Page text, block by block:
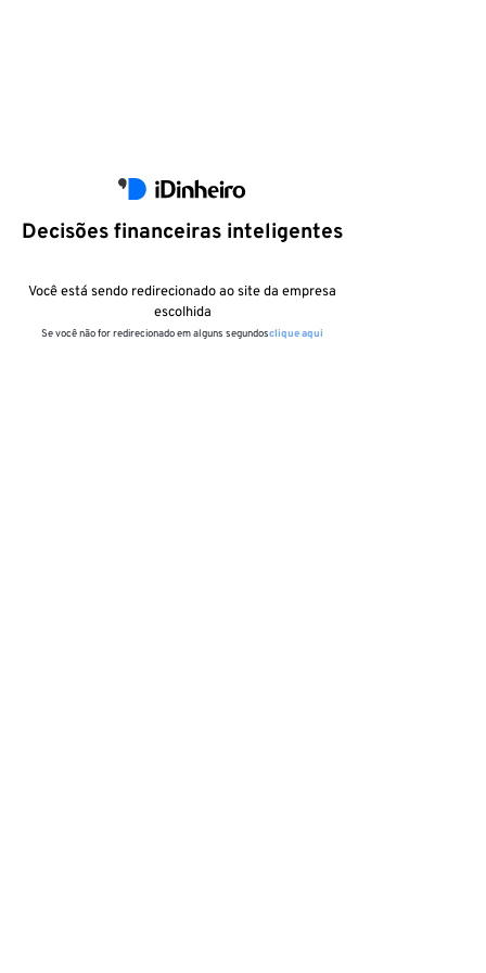
Decisões financeiras inteligentes
Você está sendo redirecionado ao site da empresa
escolhida
Se você não for redirecionado em alguns segundosclique aqui